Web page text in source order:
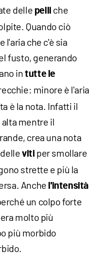
delle pelli che
Quando ciò
l'aria che c'è sia
fusto, generando
intutte le
minore è l'aria
è la nota. Infatti il
mentre il
crea una nota
delleviti per smollare
strette e più la
Anche l'intensità
un colpo forte
molto più
più morbido